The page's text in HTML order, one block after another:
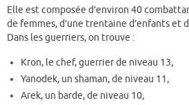
Elle est composée d’environ 40
de femmes, d’une trentaine d’enfants et
Dans les guerriers, on trouve :
Kron, le chef, guerrier de niveau 13,
Yanodek, un shaman, de niveau 11,
Arek, un barde, de niveau 10,